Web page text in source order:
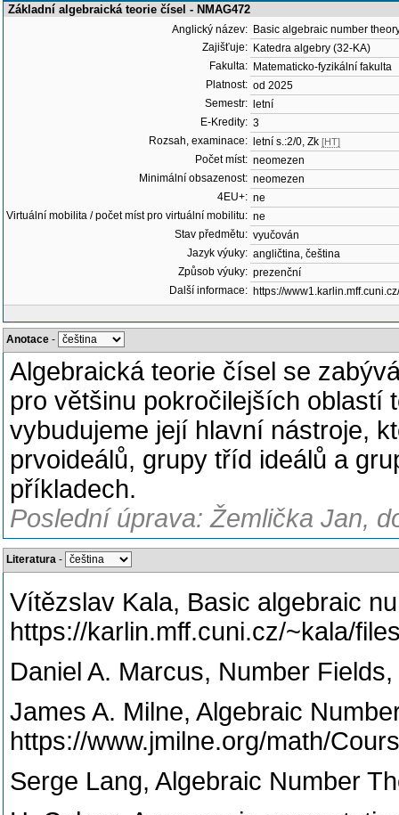
Základní algebraická teorie čísel - NMAG472
Anglický název: Basic algebraic number
Zajišťuje: Katedra algebry (32-KA)
Fakulta: Matematicko-fyzikální fakulta
Platnost: od 2025
Semestr:
letní
E-Kredity: 3
Rozsah, examinace:
letní s.:2/0, Zk [HT]
Počet míst: neomezen
Minimální obsazenost: neomezen
4EU+: ne
Virtuální mobilita / počet míst pro virtuální mobilitu: ne
Stav předmětu: vyučován
Jazyk výuky: angličtina, čeština
Způsob výuky: prezenční
Další informace: https://
Anotace -
Algebraická teorie čísel se
pro většinu pokročilejších oblastí
vybudujeme její hlavní nástroje,
prvoideálů, grupy tříd ideálů a
příkladech.
Poslední úprava: Žemlička Jan,
Literatura -
Vítězslav Kala, Basic algebraic
https://karlin.mff.cuni.cz/~kala/
Daniel A. Marcus, Number
James A. Milne, Algebraic
https://www.jmilne.org/math/
Serge Lang, Algebraic Number